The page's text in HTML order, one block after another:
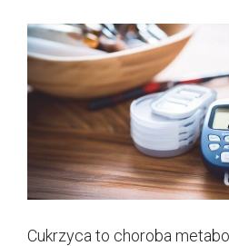
Cukrzyca to choroba